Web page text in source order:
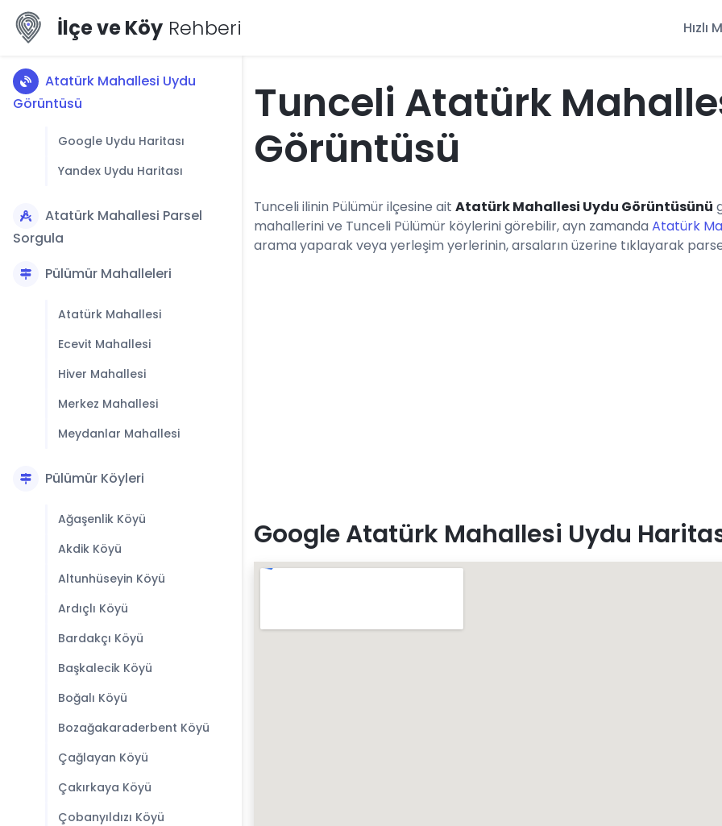
İlçe ve Köy Rehberi Hızlı
Atatürk Mahallesi Uydu
Görüntüsü
Google Uydu Haritası
Yandex Uydu Haritası
Atatürk Mahallesi Parsel
Sorgula
Pülümür Mahalleleri
Atatürk Mahallesi
Ecevit Mahallesi
Hiver Mahallesi
Merkez Mahallesi
Meydanlar Mahallesi
Pülümür Köyleri
Ağaşenlik Köyü
Akdik Köyü
Altunhüseyin Köyü
Ardıçlı Köyü
Bardakçı Köyü
Başkalecik Köyü
Boğalı Köyü
Bozağakaraderbent Köyü
Çağlayan Köyü
Çakırkaya Köyü
Çobanyıldızı Köyü
Tunceli Atatürk
Görüntüsü
Tunceli ilinin Pülümür ilçesine ait Atatürk Mahallesi Uydu Görüntüsünü
mahallerini ve Tunceli Pülümür köylerini görebilir, ayn zamanda Atatürk
arama yaparak veya yerleşim yerlerinin, arsaların üzerine tıklayarak
Google Atatürk Mahallesi Uydu